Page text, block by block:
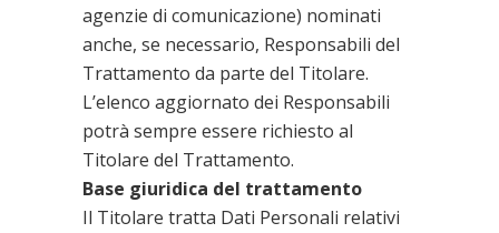
agenzie di comunicazione) nominati
anche, se necessario, Responsabili del
Trattamento da parte del Titolare.
L’elenco aggiornato dei Responsabili
potrà sempre essere richiesto al
Titolare del Trattamento.
Base giuridica del trattamento
Il Titolare tratta Dati Personali relativi